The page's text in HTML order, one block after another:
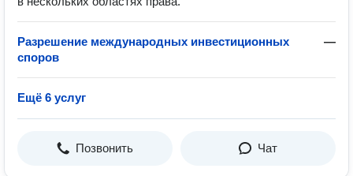
Разрешение международных инвестиционных
споров
—
Ещё 6 услуг
Позвонить Чат